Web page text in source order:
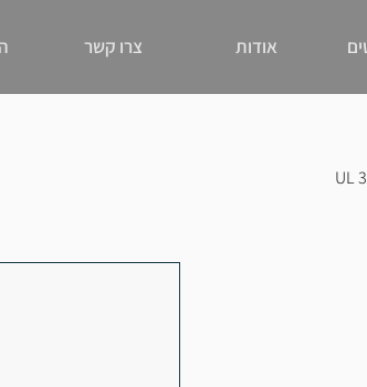
אודות צרו קשר
UL